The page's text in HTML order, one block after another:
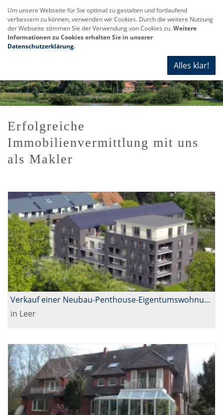
Erfolgreiche
Immobilienvermittlung mit uns
als Makler
Verkauf einer Neubau-Penthouse-Eigentumswohnung in Leer
in Leer
Um unsere Webseite für Sie optimal zu gestalten und fortlaufend
verbessern zu können, verwenden wir Cookies. Durch die weitere Nutzung
der Webseite stimmen Sie der Verwendung von Cookies zu.Weitere
Informationen zu Cookies erhalten Sie in unserer
Datenschutzerklärung.
Alles klar!